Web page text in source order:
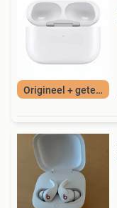
Origineel + getest